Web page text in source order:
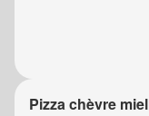
Pizza chèvre miel